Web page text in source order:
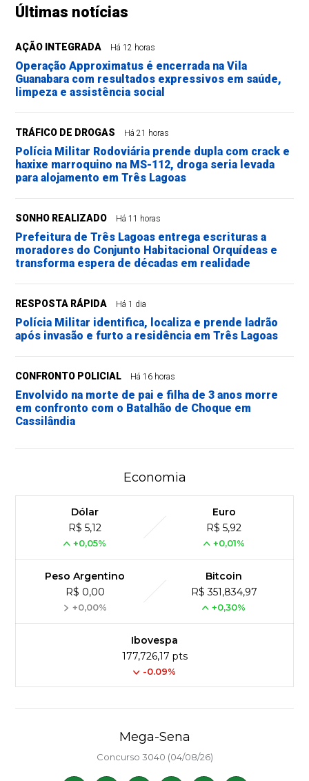
Últimas notícias
AÇÃO INTEGRADA Há 12 horas
Operação Approximatus é encerrada na Vila
Guanabara com resultados expressivos em saúde,
limpeza e assistência social
TRÁFICO DE DROGAS Há 21 horas
Polícia Militar Rodoviária prende dupla com crack e
haxixe marroquino na MS-112, droga seria levada
para alojamento em Três Lagoas
SONHO REALIZADO Há 11 horas
Prefeitura de Três Lagoas entrega escrituras a
moradores do Conjunto Habitacional Orquídeas e
transforma espera de décadas em realidade
RESPOSTA RÁPIDA Há 1 dia
Polícia Militar identifica, localiza e prende ladrão
após invasão e furto a residência em Três Lagoas
CONFRONTO POLICIAL Há 16 horas
Envolvido na morte de pai e filha de 3 anos morre
em confronto com o Batalhão de Choque em
Cassilândia
Economia
Dólar
R$ 5,12
+0,05%
Euro
R$ 5,92
+0,01%
Peso Argentino
R$ 0,00
+0,00%
Bitcoin
R$ 351,834,97
+0,30%
Ibovespa
177,726,17 pts
-0.09%
Mega-Sena
Concurso 3040 (04/08/26)